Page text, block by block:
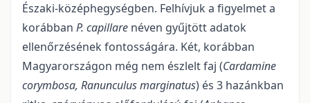
Északi-középhegységben. Felhívjuk a figyelmet a
korábban P. capillare néven gyűjtött adatok
ellenőrzésének fontosságára. Két, korábban
Magyarországon még nem észlelt faj (Cardamine
corymbosa, Ranunculus marginatus) és 3 ha­zánkban